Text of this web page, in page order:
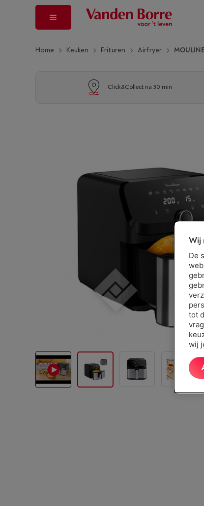
Home Keuken Frituren Airfryer
Click&Collect na 30 min
Wij
De
tot
wij